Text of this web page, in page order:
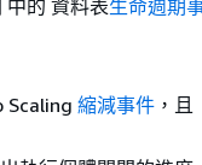
的 資料表生命週期
Scaling 縮減事件 ，且